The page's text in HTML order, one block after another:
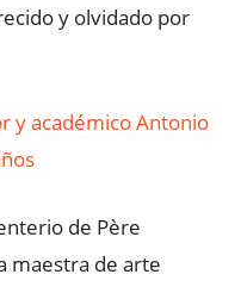
y olvidado por
y académico Antonio
de Père
maestra de arte